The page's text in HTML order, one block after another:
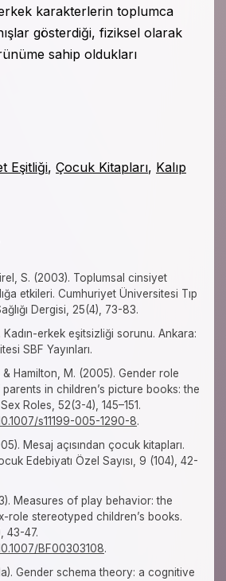
karakterlerin toplumca
gösterdiği, fiziksel olarak
sahip oldukları
Eşitliği, Çocuk Kitapları, Kalıp
S. (2003). Toplumsal cinsiyet
etkileri. Cumhuriyet Üniversitesi Tıp
Dergisi, 25(4), 73-83.
Kadın-erkek eşitsizliği sorunu. Ankara:
SBF Yayınları.
& Hamilton, M. (2005). Gender role
in children’s picture books: the
Roles, 52(3-4), 145–151.
s11199-005-1290-8.
Mesaj açısından çocuk kitapları.
Edebiyatı Özel Sayısı, 9 (104), 42-
Measures of play behavior: the
role stereotyped children’s books.
43-47.
BF00303108.
Gender schema theory: a cognitive